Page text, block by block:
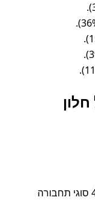
במסלול מפריז לליון נרשמו נסיעות ב־4 סוגי תחבורה